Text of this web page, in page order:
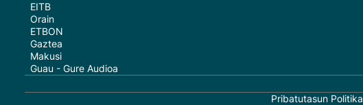
EITB
Orain
ETBON
Gaztea
Makusi
Guau - Gure Audioa
Pribatutasun Politika